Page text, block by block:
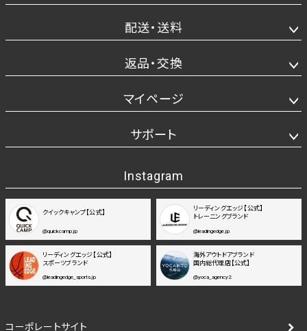
配送・送料
返品・交換
マイページ
サポート
Instagram
クイックキャンプ【公式】
@quickcamp.jp
リーディングエッジ【公式】
トレーニングブランド
@leadingedge.jp
リーディングエッジ【公式】
スポーツブランド
@leadingedge_sports.jp
海外アウトドアブランド
国内総代理店【公式】
@yoca_agency2
コーポレートサイト